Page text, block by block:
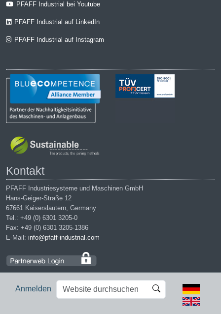
Anmelden
Website
durchsuchen
Erweiterte
Suche…
PFAFF Industrial bei Youtube
PFAFF Industrial auf LinkedIn
PFAFF Industrial auf Instagram
Kontakt
PFAFF Industriesysteme und Maschinen GmbH
Hans-Geiger-Straße 12
67661 Kaiserslautern, Germany
Tel.: +49 (0) 6301 3205-0
Fax: +49 (0) 6301 3205-1386
E-Mail: info@pfaff-industrial.com